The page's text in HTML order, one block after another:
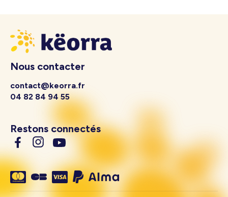
Nous contacter
contact@keorra.fr
04 82 84 94 55
Restons connectés